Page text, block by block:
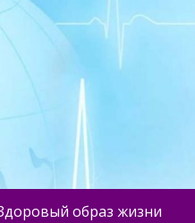
образ жизни